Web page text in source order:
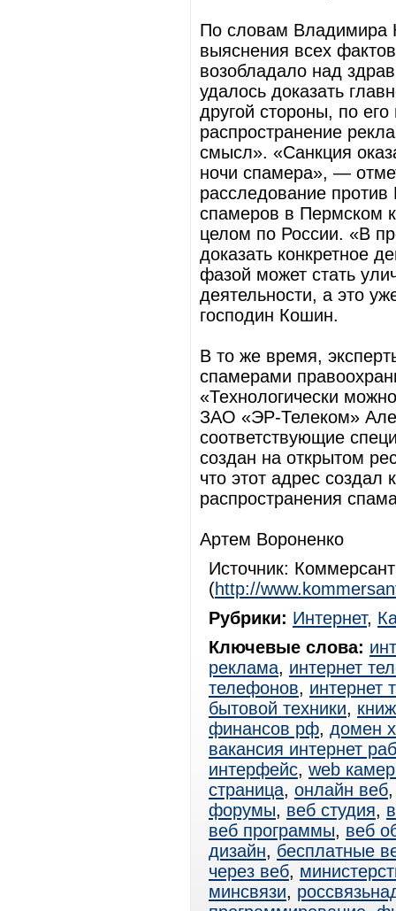
По словам Владимира
выяснения всех
возобладало над
удалось доказать
другой стороны, по
распространение
смысл». «Санкция
ночи спамера», —
расследование против
спамеров в Пермском
целом по России. «В
доказать конкретное
фазой может стать
деятельности, а это
господин Кошин.
В то же время,
спамерами
«Технологически
ЗАО «ЭР-Телеком»
соответствующие
создан на открытом
что этот адрес
распространения
Артем Вороненко
Источник:
(http://
Рубрики: Интернет,
Ключевые слова:
реклама, интернет
телефонов, интернет
бытовой техники,
финансов рф, домен
вакансия интернет
интерфейс, web
страница, онлайн веб
форумы, веб студия,
веб программы, веб
дизайн, бесплатные
через веб,
минсвязи,